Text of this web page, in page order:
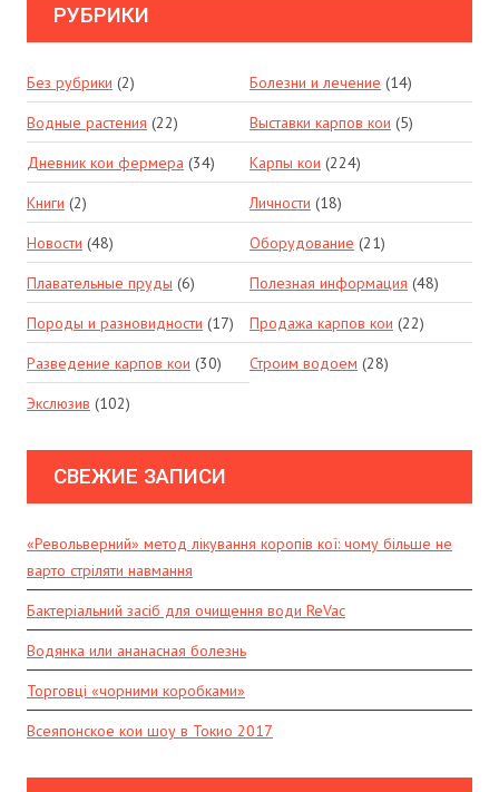
РУБРИКИ
Без рубрики (2) Болезни и лечение (14)
Водные растения (22) Выставки карпов кои (5)
Дневник кои фермера (34) Карпы кои (224)
Книги (2) Личности (18)
Новости (48) Оборудование (21)
Плавательные пруды (6) Полезная информация (48)
Породы и разновидности (17) Продажа карпов кои (22)
Разведение карпов кои (30) Строим водоем (28)
Экслюзив (102)
СВЕЖИЕ ЗАПИСИ
«Револьверний» метод лікування коропів кої: чому більше не
варто стріляти навмання
Бактеріальний засіб для очищення води ReVac
Водянка или ананасная болезнь
Торговці «чорними коробками»
Всеяпонское кои шоу в Токио 2017